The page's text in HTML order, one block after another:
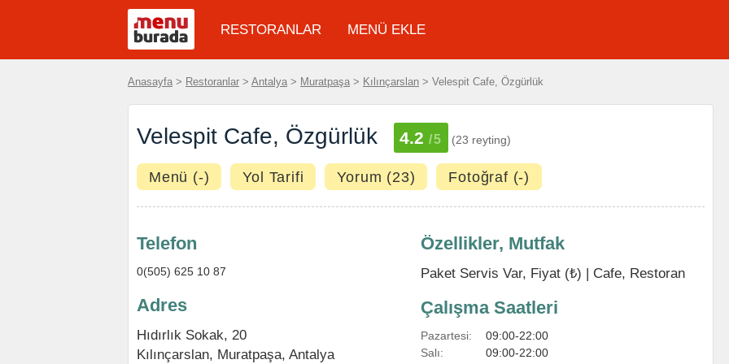
RESTORANLAR MENÜ EKLE
Anasayfa > Restoranlar > Antalya > Muratpaşa > Kılınçarslan > Velespit Cafe, Özgürlük
Velespit Cafe, Özgürlük 4.2 /5 (23 reyting)
Menü (-) Yol Tarifi Yorum (23) Fotoğraf (-)
Telefon
0(505) 625 10 87
Adres
Hıdırlık Sokak, 20
Kılınçarslan, Muratpaşa, Antalya
Özellikler, Mutfak
Paket Servis Var, Fiyat (₺) | Cafe, Restoran
Çalışma Saatleri
Pazartesi:
09:00-22:00
Salı:
09:00-22:00